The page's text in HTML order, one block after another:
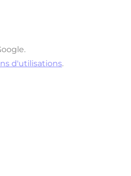
d'utilisations.